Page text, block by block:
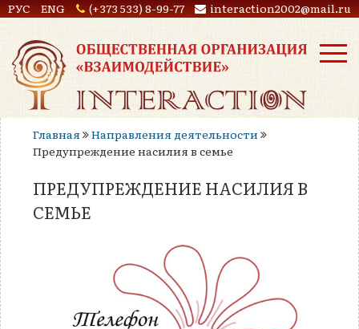
РУС ENG (+373 533) 8-99-77 interaction2002@mail.ru
Главная
Направления деятельности
Предупреждение насилия в семье
ПРЕДУПРЕЖДЕНИЕ НАСИЛИЯ В
СЕМЬЕ